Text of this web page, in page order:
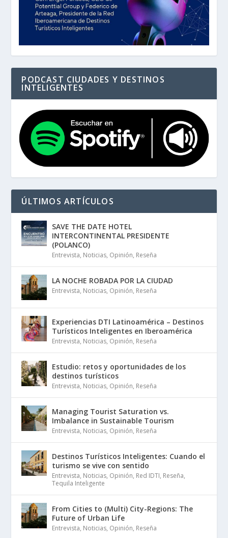
PODCAST CIUDADES Y DESTINOS
INTELIGENTES
ÚLTIMOS ARTÍCULOS
SAVE THE DATE HOTEL
INTERCONTINENTAL PRESIDENTE
(POLANCO)
Entrevista, Noticias, Opinión, Reseña
LA NOCHE ROBADA POR LA CIUDAD
Entrevista, Noticias, Opinión, Reseña
Experiencias DTI Latinoamérica – Destinos
Turísticos Inteligentes en Iberoamérica
Entrevista, Noticias, Opinión, Reseña
Estudio: retos y oportunidades de los
destinos turísticos
Entrevista, Noticias, Opinión, Reseña
Managing Tourist Saturation vs.
Imbalance in Sustainable Tourism
Entrevista, Noticias, Opinión, Reseña
Destinos Turísticos Inteligentes: Cuando el
turismo se vive con sentido
Entrevista, Noticias, Opinión, Red IDTI, Reseña,
Tequila Inteligente
From Cities to (Multi) City-Regions: The
Future of Urban Life
Entrevista, Noticias, Opinión, Reseña